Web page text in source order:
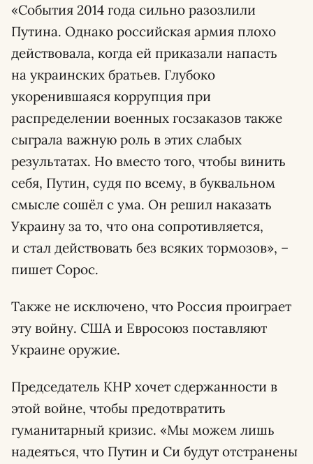
«События 2014 года сильно разозлили
Путина. Однако российская армия плохо
действовала, когда ей приказали напасть
на украинских братьев. Глубоко
укоренившаяся коррупция при
распределении военных госзаказов также
сыграла важную роль в этих слабых
результатах. Но вместо того, чтобы винить
себя, Путин, судя по всему, в буквальном
смысле сошёл с ума. Он решил наказать
Украину за то, что она сопротивляется,
и стал действовать без всяких тормозов», –
пишет Сорос.
Также не исключено, что Россия проиграет
эту войну. США и Евросоюз поставляют
Украине оружие.
Председатель КНР хочет сдержанности в
этой войне, чтобы предотвратить
гуманитарный кризис. «Мы можем лишь
надеяться, что Путин и Си будут отстранены